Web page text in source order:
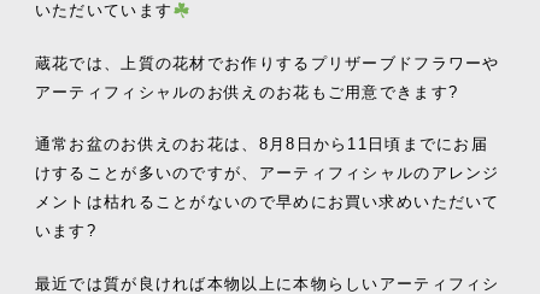
いただいています
蔵花では、上質の花材でお作りするプリザーブドフラワーや
アーティフィシャルのお供えのお花もご用意できます?
通常お盆のお供えのお花は、8月8日から11日頃までにお届
けすることが多いのですが、アーティフィシャルのアレンジ
メントは枯れることがないので早めにお買い求めいただいて
います?
最近では質が良ければ本物以上に本物らしいアーティフィシ